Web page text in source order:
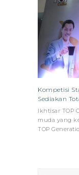
Kompetisi
Sediakan
Ikhtisar TOP
muda yang
TOP